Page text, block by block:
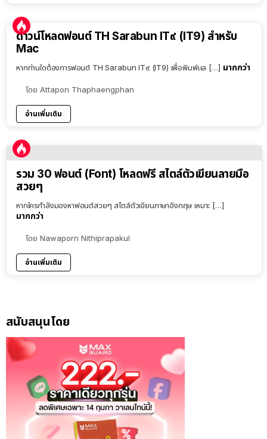
ดาวน์โหลดฟอนต์ TH Sarabun IT๙ (IT9) สำหรับ
Mac
หากท่านใดต้องการฟอนต์ TH Sarabun IT๙ (IT9) เพื่อพิมพ์แล […] มากกว่า
โดย Attapon Thaphaengphan
อ่านเพิ่มเติม
รวม 30 ฟอนต์ (Font) โหลดฟรี สไตล์ตัวเขียนลายมือ
สวยๆ
หากใครกำลังมองหาฟอนต์สวยๆ สไตล์ตัวเขียนภาษาอังกฤษ เหมาะ […]
มากกว่า
โดย Nawaporn Nithiprapakul
อ่านเพิ่มเติม
สนับสนุนโดย